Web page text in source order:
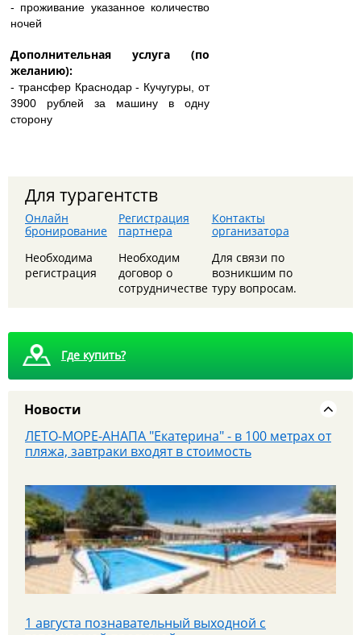
- проживание указанное количество
ночей
Дополнительная услуга (по
желанию):
- трансфер Краснодар - Кучугуры, от
3900 рублей за машину в одну
сторону
Для турагентств
Онлайн
бронирование
Необходима
регистрация
Регистрация
партнера
Необходим
договор о
сотрудничестве
Контакты
организатора
Для связи по
возникшим по
туру вопросам.
Где купить?
Новости
8 августа - Тайны сталинских высоток: экскурсия,
которую вы запомните
ЛЕТО-МОРЕ-АНАПА "Екатерина" - в 100 метрах от
пляжа, завтраки входят в стоимость
1 августа познавательный выходной с